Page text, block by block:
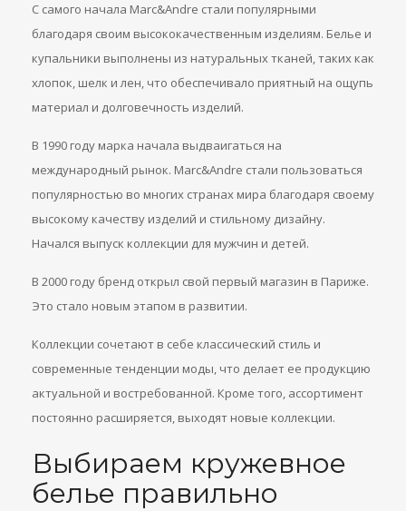
С самого начала Marc&Andre стали популярными
благодаря своим высококачественным изделиям. Белье и
купальники выполнены из натуральных тканей, таких как
хлопок, шелк и лен, что обеспечивало приятный на ощупь
материал и долговечность изделий.
В 1990 году марка начала выдваигаться на
международный рынок. Marc&Andre стали пользоваться
популярностью во многих странах мира благодаря своему
высокому качеству изделий и стильному дизайну.
Начался выпуск коллекции для мужчин и детей.
В 2000 году бренд открыл свой первый магазин в Париже.
Это стало новым этапом в развитии.
Коллекции сочетают в себе классический стиль и
современные тенденции моды, что делает ее продукцию
актуальной и востребованной. Кроме того, ассортимент
постоянно расширяется, выходят новые коллекции.
Выбираем кружевное
белье правильно